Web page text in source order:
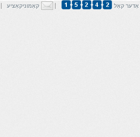
אָדער קאָל קאָמוניקאַציע